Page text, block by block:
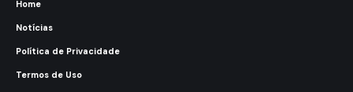
Home
Notícias
Política de Privacidade
Termos de Uso